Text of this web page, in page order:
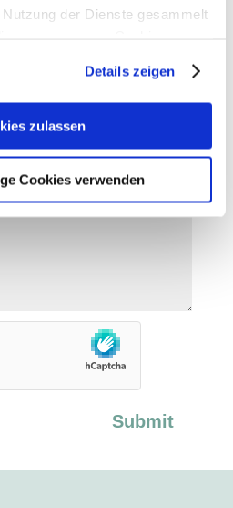
der Dienste gesammelt
mehr
Sie uns kontaktieren können
Daten verarbeiten.
jederzeit von derCookie-
Details zeigen
zulassen
Cookies verwenden
Submit